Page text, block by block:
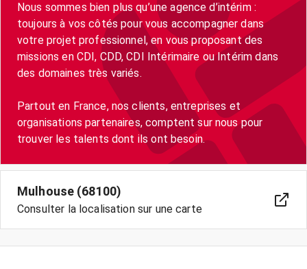
Nous sommes bien plus qu’une agence d’intérim :
toujours à vos côtés pour vous accompagner dans
votre projet professionnel, en vous proposant des
missions en CDI, CDD, CDI Intérimaire ou Intérim dans
des domaines très variés.
Partout en France, nos clients, entreprises et
organisations partenaires, comptent sur nous pour
trouver les talents dont ils ont besoin.
Mulhouse (68100)
Consulter la localisation sur une carte